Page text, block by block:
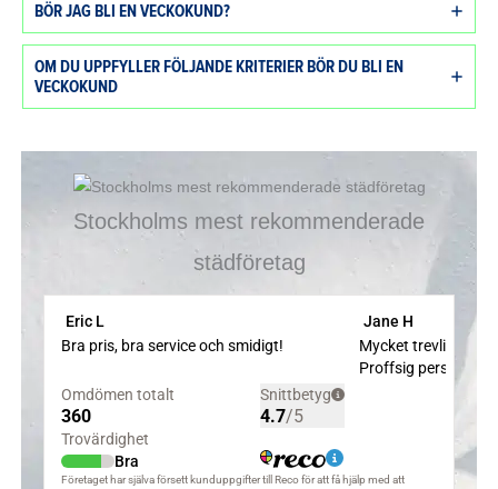
BÖR JAG BLI EN VECKOKUND?
OM DU UPPFYLLER FÖLJANDE KRITERIER BÖR DU BLI EN
VECKOKUND
Stockholms mest rekommenderade
städföretag